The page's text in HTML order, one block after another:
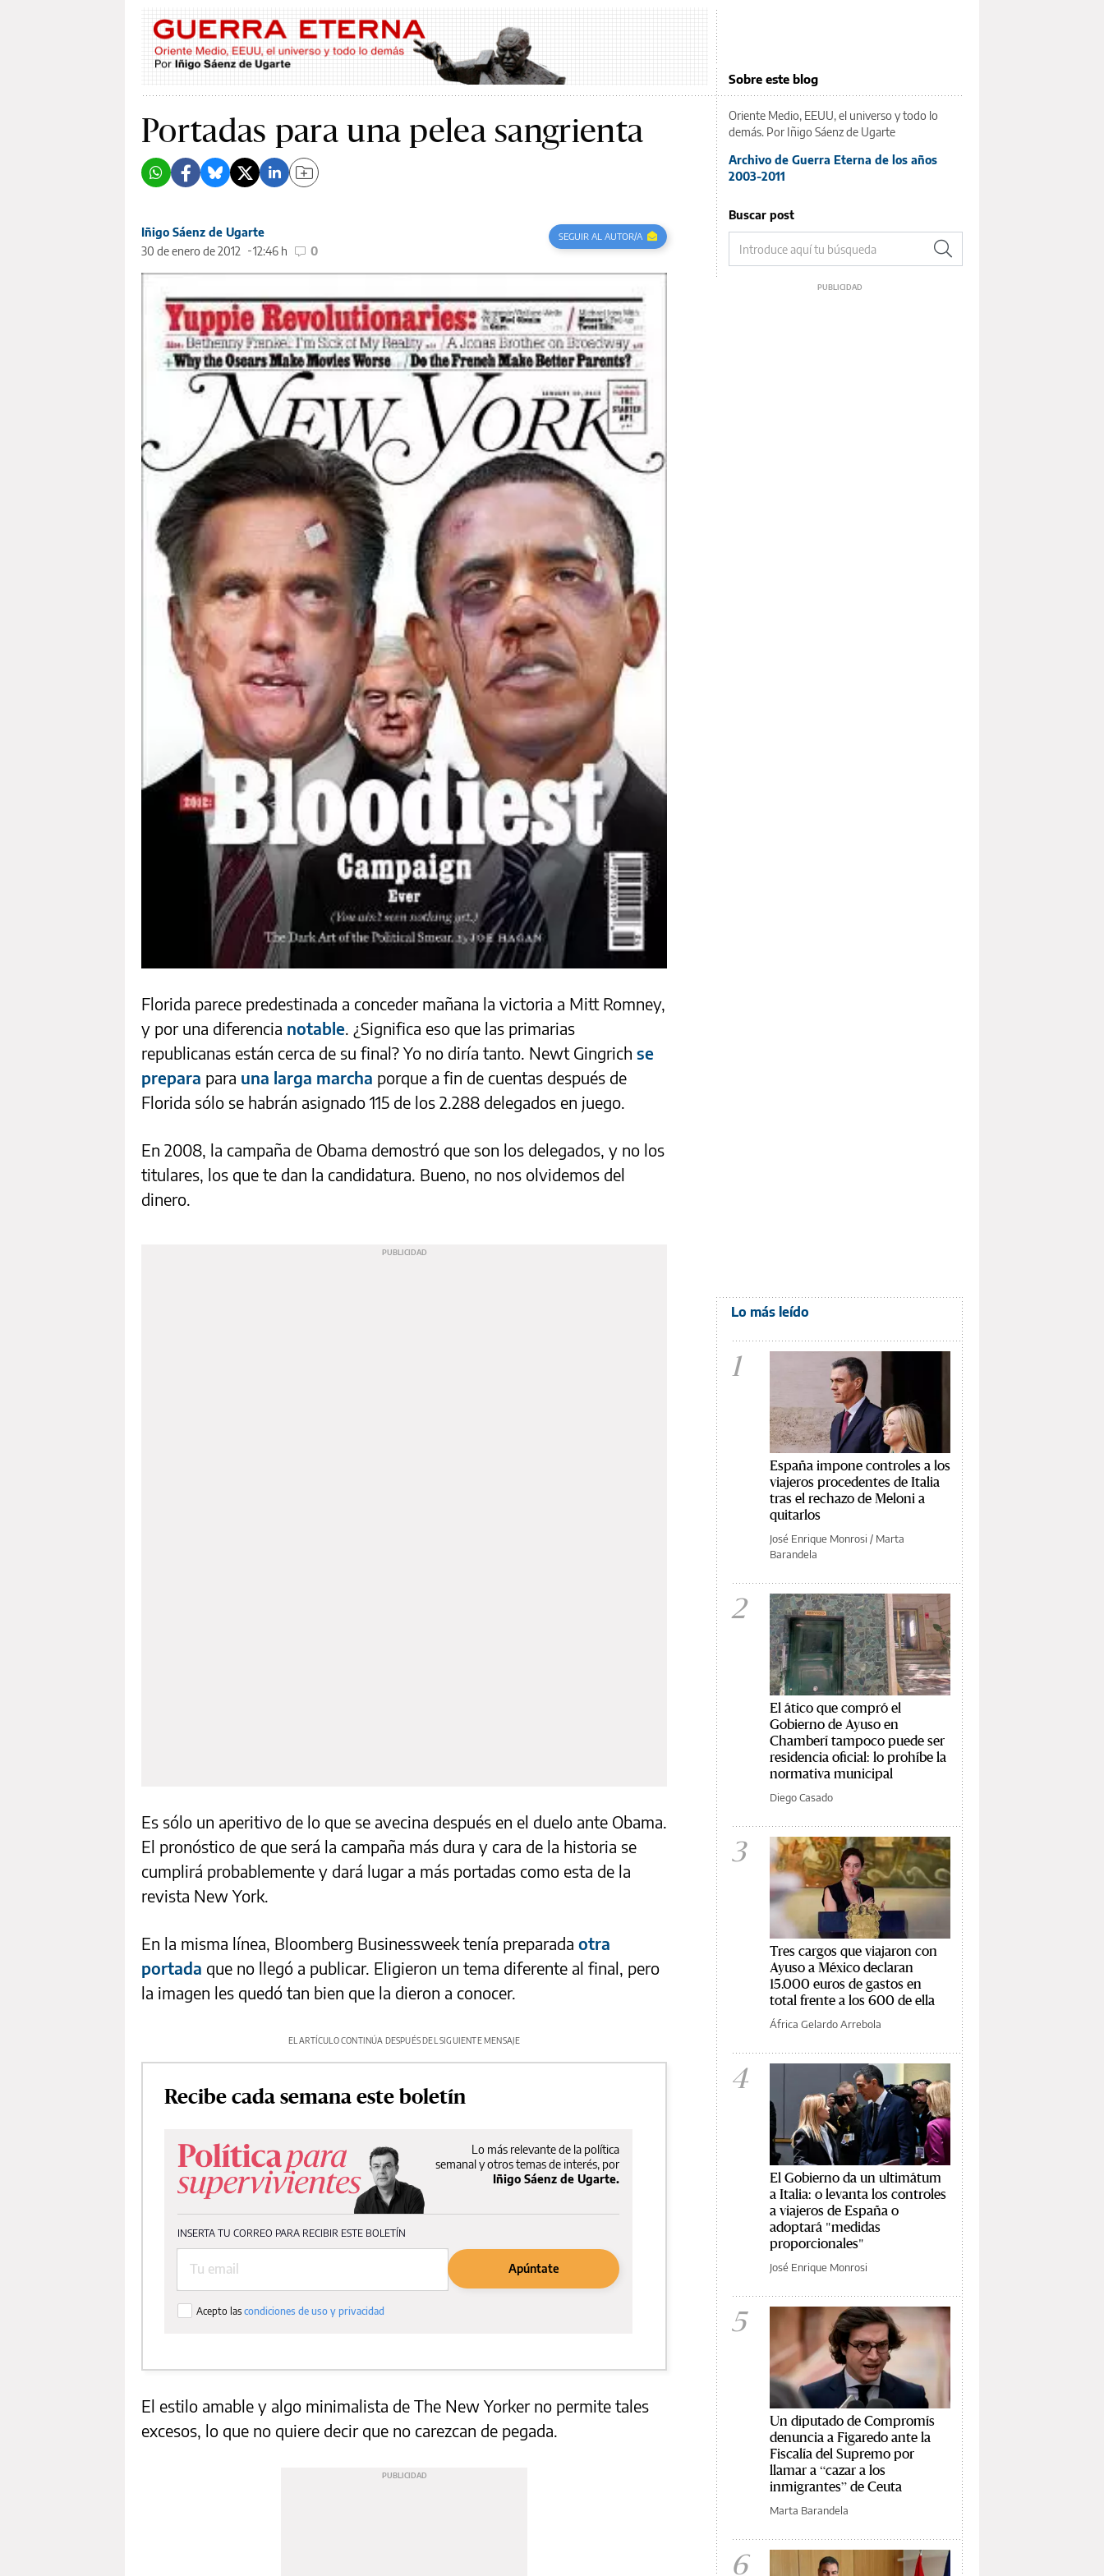
Portadas para una pelea sangrienta
Iñigo Sáenz de Ugarte
30 de enero de 2012
12:46 h 0
SEGUIR AL AUTOR/A
Florida parece predestinada a conceder mañana la victoria a Mitt Romney,
y por una diferencia notable. ¿Significa eso que las primarias
republicanas están cerca de su final? Yo no diría tanto. Newt Gingrich se
prepara para una larga marcha porque a fin de cuentas después de
Florida sólo se habrán asignado 115 de los 2.288 delegados en juego.
En 2008, la campaña de Obama demostró que son los delegados, y no los
titulares, los que te dan la candidatura. Bueno, no nos olvidemos del
dinero.
Es sólo un aperitivo de lo que se avecina después en el duelo ante Obama.
El pronóstico de que será la campaña más dura y cara de la historia se
cumplirá probablemente y dará lugar a más portadas como esta de la
revista New York.
En la misma línea, Bloomberg Businessweek tenía preparada otra
portada que no llegó a publicar. Eligieron un tema diferente al final, pero
la imagen les quedó tan bien que la dieron a conocer.
EL ARTÍCULO CONTINÚA DESPUÉS DEL SIGUIENTE MENSAJE
Recibe cada semana este boletín
El estilo amable y algo minimalista de The New Yorker no permite tales
excesos, lo que no quiere decir que no carezcan de pegada.
Sobre este blog
Oriente Medio, EEUU, el universo y todo lo
demás. Por Iñigo Sáenz de Ugarte
Archivo de Guerra Eterna de los años
2003-2011
Buscar post
Lo más leído
1
España impone controles a los
viajeros procedentes de Italia
tras el rechazo de Meloni a
quitarlos
José Enrique Monrosi / Marta
Barandela
2
El ático que compró el
Gobierno de Ayuso en
Chamberí tampoco puede ser
residencia oficial: lo prohíbe la
normativa municipal
Diego Casado
3
Tres cargos que viajaron con
Ayuso a México declaran
15.000 euros de gastos en
total frente a los 600 de ella
África Gelardo Arrebola
4
El Gobierno da un ultimátum
a Italia: o levanta los controles
a viajeros de España o
adoptará "medidas
proporcionales"
José Enrique Monrosi
5
Un diputado de Compromís
denuncia a Figaredo ante la
Fiscalía del Supremo por
llamar a “cazar a los
inmigrantes” de Ceuta
Marta Barandela
6